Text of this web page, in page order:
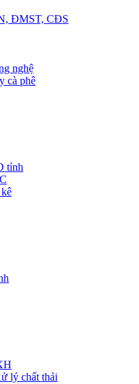
ĐMST, CĐS
nghệ
cà phê
tỉnh
lý chất thải